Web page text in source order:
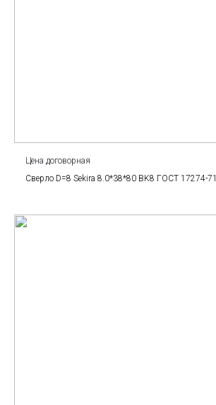
Цена договорная
Сверло D=8 Sekira 8.0*38*80 BK8 ГОСТ 17274-71